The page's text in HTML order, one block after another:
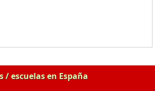
/ escuelas en España